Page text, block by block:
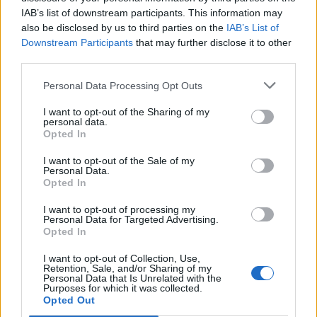
IAB’s list of downstream participants. This information may
also be disclosed by us to third parties on the IAB’s List of
Downstream Participants that may further disclose it to other
Personal Data Processing Opt Outs
I want to opt-out of the Sharing of my
personal data.
Opted In
I want to opt-out of the Sale of my
Personal Data.
Opted In
I want to opt-out of processing my
Personal Data for Targeted Advertising.
Opted In
I want to opt-out of Collection, Use,
Retention, Sale, and/or Sharing of my
Personal Data that Is Unrelated with the
Purposes for which it was collected.
Opted Out
Πάνω από 65.000 Τούρκοι
τουρίστες στη Λέσβο στο
επτάμηνο
Καθοριστική για την τελική εικόνα
Σεπτεμβρίου
ΣΥΝΕΝΤΕΥΞΗ
στη Μυτιλήνη για τους εθελοντές
αιμοδότες
Μεγάλη συναυλία στις 19
Αυγούστου στο Δημοτικό Στάδιο
Μυτιλήνης – Μέρος των εσόδων θα
διατεθεί για την ενίσχυση του
Συλλόγου Εθελοντών Αιμοδοτών
ΑΤΖΕΝΤΑ
Αφιέρωμα στον Νίκο Καλαϊτζή –
Μπινταγιάλα στον Μεσότοπο
Μουσική, φωτογραφία και